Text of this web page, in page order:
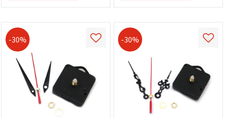
-30% -30%